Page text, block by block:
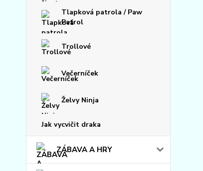
Tlapková patrola / Paw
Patrol
Trollové
Večerníček
Želvy Ninja
Jak vycvičit draka
ZÁBAVA A HRY